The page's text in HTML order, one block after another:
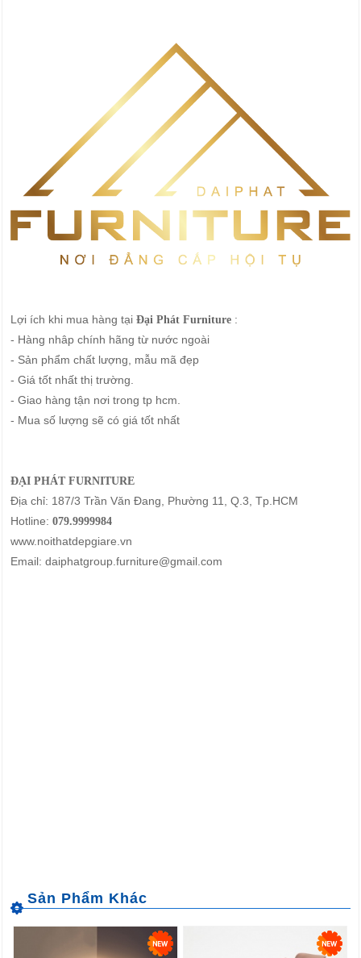
Lợi ích khi mua hàng tạiĐại Phát Furniture :
- Hàng nhâp chính hãng từ nước ngoài
- Sản phẩm chất lượng, mẫu mã đẹp
- Giá tốt nhất thị trường.
- Giao hàng tận nơi trong tp hcm.
- Mua số lượng sẽ có giá tốt nhất
ĐẠI PHÁT FURNITURE
Địa chỉ: 187/3 Trần Văn Đang, Phường 11, Q.3, Tp.HCM
Hotline:079.9999984
www.noithatdepgiare.vn
Email: daiphatgroup.furniture@gmail.com